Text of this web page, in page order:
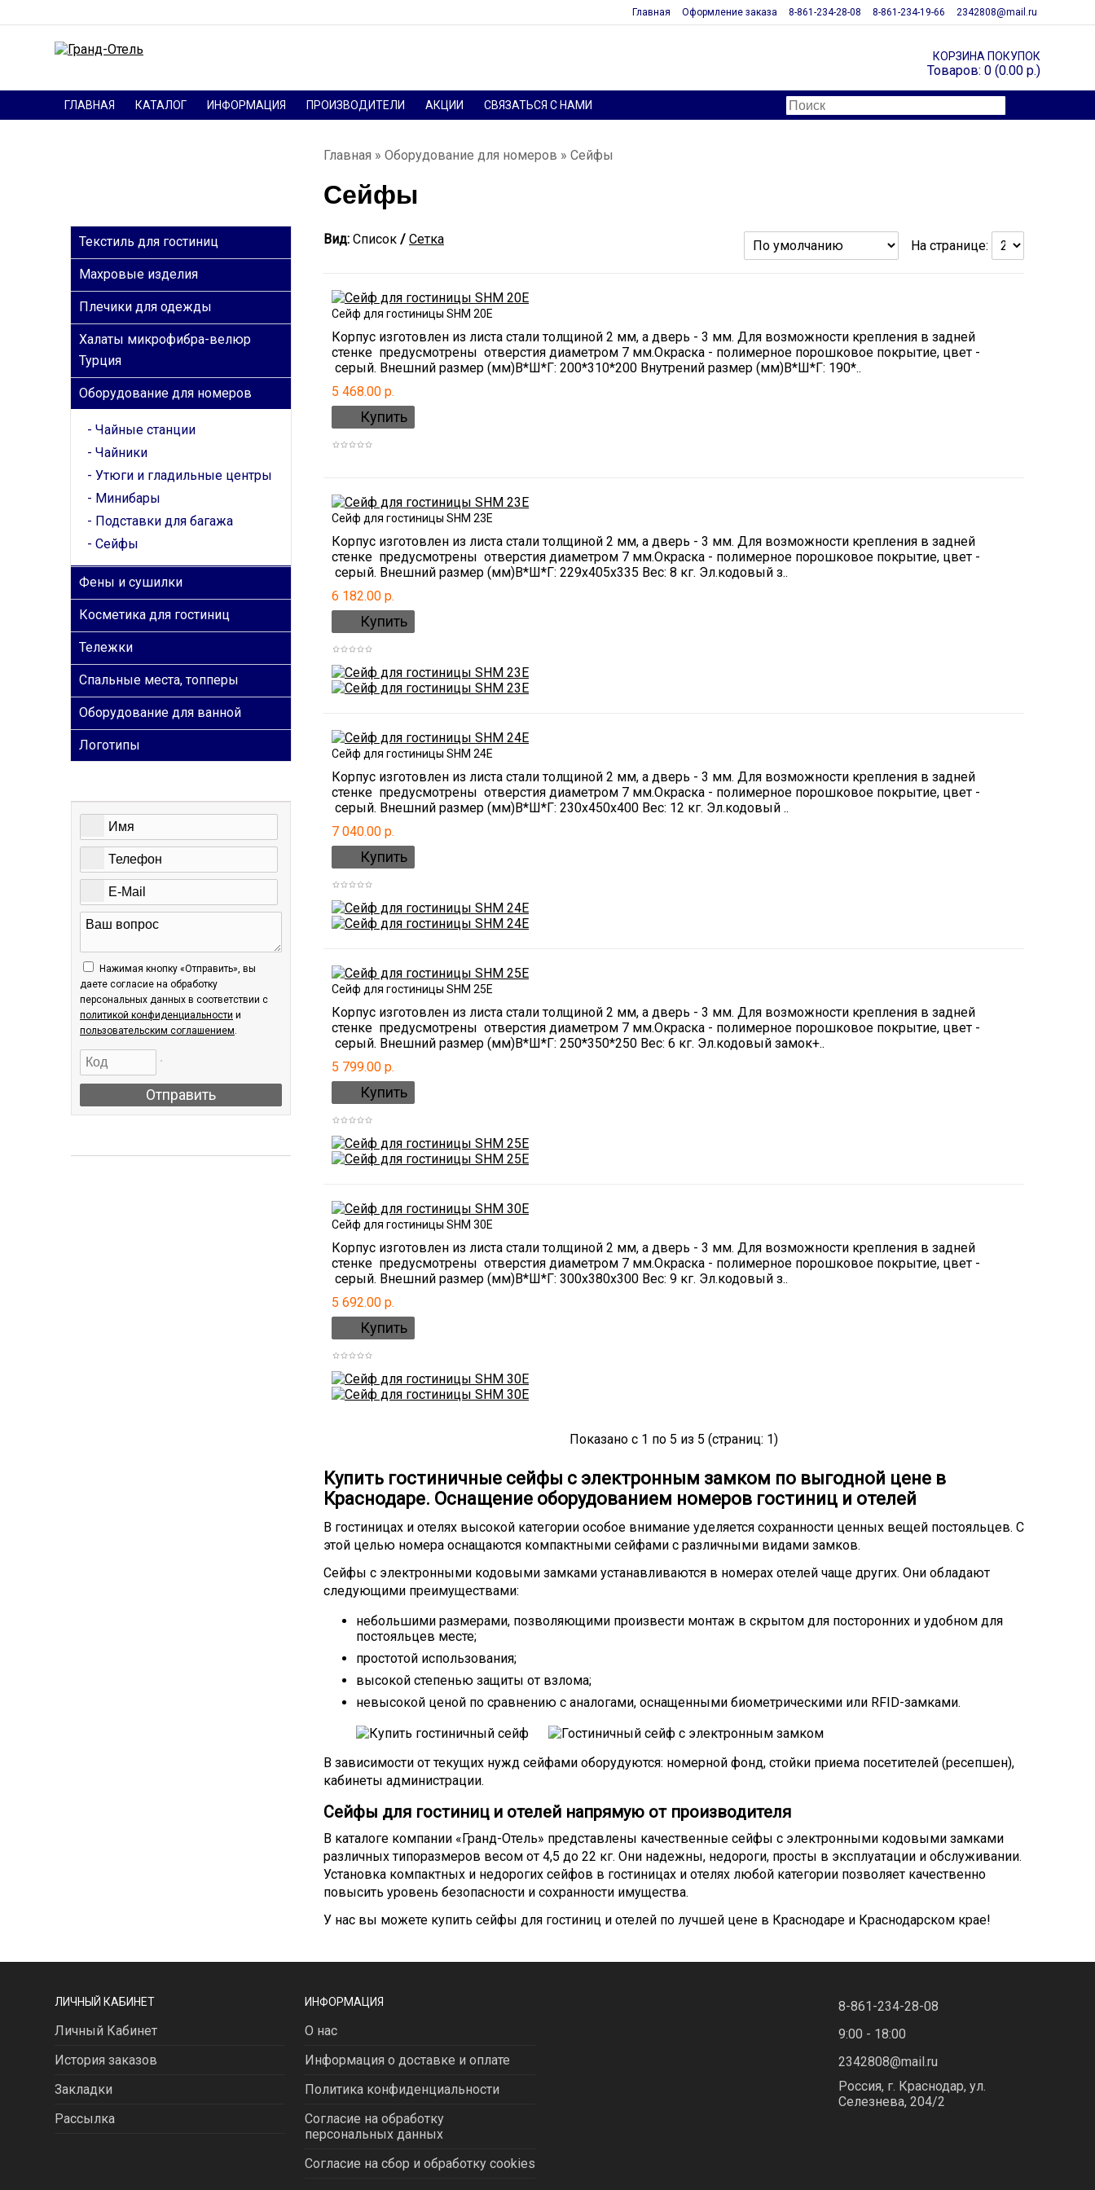
Главная Оформление заказа 8-861-234-28-08 8-861-234-19-66 2342808@mail.ru
КОРЗИНА ПОКУПОК
Товаров: 0 (0.00 р.)
ГЛАВНАЯ КАТАЛОГ ИНФОРМАЦИЯ ПРОИЗВОДИТЕЛИ АКЦИИ СВЯЗАТЬСЯ С НАМИ
Текстиль для гостиниц
Махровые изделия
Плечики для одежды
Халаты микрофибра-велюр
Турция
Оборудование для номеров
Чайные станции
Чайники
Утюги и гладильные центры
Минибары
Подставки для багажа
Сейфы
Фены и сушилки
Косметика для гостиниц
Тележки
Спальные места, топперы
Оборудование для ванной
Логотипы
Нажимая кнопку «Отправить», вы
даете согласие на обработку
персональных данных в соответствии c
политикой конфиденциальности и
пользовательским соглашением.
Отправить
Главная » Оборудование для номеров » Сейфы
Сейфы
Вид: Список / Сетка На странице:
Сейф для гостиницы SHM 20E
Корпус изготовлен из листа стали толщиной 2 мм, а дверь - 3 мм. Для возможности крепления в задней
стенке предусмотрены отверстия диаметром 7 мм.Окраска - полимерное порошковое покрытие, цвет -
серый. Внешний размер (мм)В*Ш*Г: 200*310*200 Внутрений размер (мм)В*Ш*Г: 190*..
5 468.00 р.
Сейф для гостиницы SHM 23E
Корпус изготовлен из листа стали толщиной 2 мм, а дверь - 3 мм. Для возможности крепления в задней
стенке предусмотрены отверстия диаметром 7 мм.Окраска - полимерное порошковое покрытие, цвет -
серый. Внешний размер (мм)В*Ш*Г: 229x405x335 Вес: 8 кг. Эл.кодовый з..
6 182.00 р.
Сейф для гостиницы SHM 24E
Корпус изготовлен из листа стали толщиной 2 мм, а дверь - 3 мм. Для возможности крепления в задней
стенке предусмотрены отверстия диаметром 7 мм.Окраска - полимерное порошковое покрытие, цвет -
серый. Внешний размер (мм)В*Ш*Г: 230x450x400 Вес: 12 кг. Эл.кодовый ..
7 040.00 р.
Сейф для гостиницы SHM 25E
Корпус изготовлен из листа стали толщиной 2 мм, а дверь - 3 мм. Для возможности крепления в задней
стенке предусмотрены отверстия диаметром 7 мм.Окраска - полимерное порошковое покрытие, цвет -
серый. Внешний размер (мм)В*Ш*Г: 250*350*250 Вес: 6 кг. Эл.кодовый замок+..
5 799.00 р.
Сейф для гостиницы SHM 30E
Корпус изготовлен из листа стали толщиной 2 мм, а дверь - 3 мм. Для возможности крепления в задней
стенке предусмотрены отверстия диаметром 7 мм.Окраска - полимерное порошковое покрытие, цвет -
серый. Внешний размер (мм)В*Ш*Г: 300x380x300 Вес: 9 кг. Эл.кодовый з..
5 692.00 р.
Показано с 1 по 5 из 5 (страниц: 1)
Купить гостиничные сейфы с электронным замком по выгодной цене в
Краснодаре. Оснащение оборудованием номеров гостиниц и отелей
В гостиницах и отелях высокой категории особое внимание уделяется сохранности ценных вещей постояльцев. С
этой целью номера оснащаются компактными сейфами с различными видами замков.
Сейфы с электронными кодовыми замками устанавливаются в номерах отелей чаще других. Они обладают
следующими преимуществами:
небольшими размерами, позволяющими произвести монтаж в скрытом для посторонних и удобном для
постояльцев месте;
простотой использования;
высокой степенью защиты от взлома;
невысокой ценой по сравнению с аналогами, оснащенными биометрическими или RFID-замками.
В зависимости от текущих нужд сейфами оборудуются: номерной фонд, стойки приема посетителей (ресепшен),
кабинеты администрации.
Сейфы для гостиниц и отелей напрямую от производителя
В каталоге компании «Гранд-Отель» представлены качественные сейфы с электронными кодовыми замками
различных типоразмеров весом от 4,5 до 22 кг. Они надежны, недороги, просты в эксплуатации и обслуживании.
Установка компактных и недорогих сейфов в гостиницах и отелях любой категории позволяет качественно
повысить уровень безопасности и сохранности имущества.
У нас вы можете купить сейфы для гостиниц и отелей по лучшей цене в Краснодаре и Краснодарском крае!
ЛИЧНЫЙ КАБИНЕТ
Личный Кабинет
История заказов
Закладки
Рассылка
ИНФОРМАЦИЯ
О нас
Информация о доставке и оплате
Политика конфиденциальности
Согласие на обработку
персональных данных
Согласие на сбор и обработку cookies
8-861-234-28-08
9:00 - 18:00
2342808@mail.ru
Россия, г. Краснодар, ул.
Селезнева, 204/2